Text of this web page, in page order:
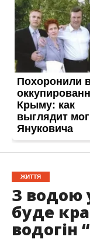
ЖИТТЯ
З водою
буде
водогін